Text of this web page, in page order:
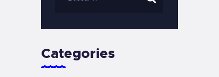
Categories